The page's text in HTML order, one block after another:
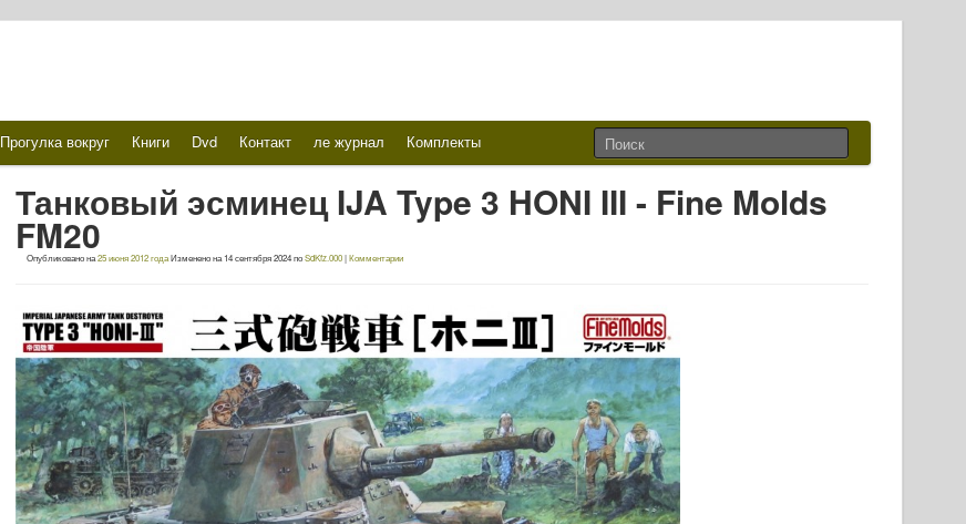
Прогулка вокруг Книги Dvd Контакт ле журнал Комплекты
Танковый эсминец IJA Type 3 HONI III - Fine Molds
FM20
Опубликовано на25 июня 2012 годаИзменено на 14 сентября 2024поSdKfz.000|Комментарии